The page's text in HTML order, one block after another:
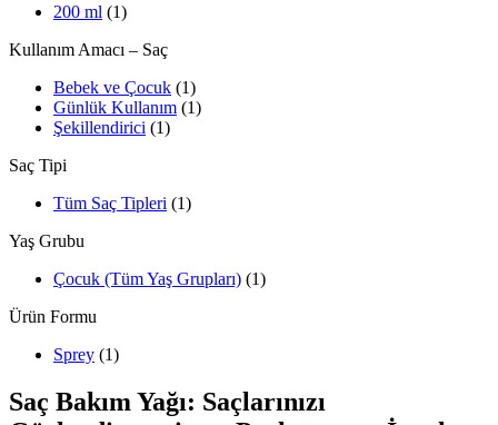
200 ml (1)
Kullanım Amacı – Saç
Bebek ve Çocuk (1)
Günlük Kullanım (1)
Şekillendirici (1)
Saç Tipi
Tüm Saç Tipleri (1)
Yaş Grubu
Çocuk (Tüm Yaş Grupları) (1)
Ürün Formu
Sprey (1)
Saç Bakım Yağı: Saçlarınızı